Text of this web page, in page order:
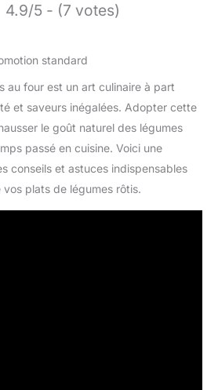
4.9/5 - (7 votes)
au four est un art culinaire à part
et saveurs inégalées. Adopter cette
le goût naturel des légumes
passé en cuisine. Voici une
conseils et astuces indispensables
vos plats de légumes rôtis.